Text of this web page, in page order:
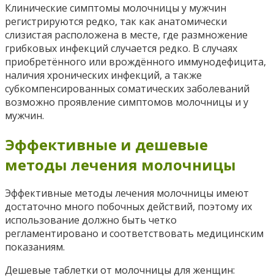
Клинические симптомы молочницы у мужчин
регистрируются редко, так как анатомически
слизистая расположена в месте, где размножение
грибковых инфекций случается редко. В случаях
приобретённого или врождённого иммунодефицита,
наличия хронических инфекций, а также
субкомпенсированных соматических заболеваний
возможно проявление симптомов молочницы и у
мужчин.
Эффективные и дешевые
методы лечения молочницы
Эффективные методы лечения молочницы имеют
достаточно много побочных действий, поэтому их
использование должно быть четко
регламентировано и соответствовать медицинским
показаниям.
Дешевые таблетки от молочницы для женщин: